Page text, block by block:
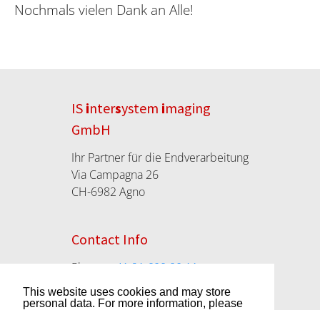
This website uses cookies and may store
personal data. For more information, please
Nochmals vielen Dank an Alle!
IS intersystem imaging
GmbH
Ihr Partner für die Endverarbeitung
Via Campagna 26
CH-6982 Agno
Contact Info
Phone:
+41 91 600 00 11
info@isidigifoto.ch
isidigifoto.ch